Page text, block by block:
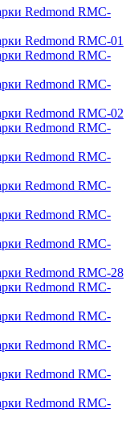
Redmond RMC-
Redmond RMC-01
Redmond RMC-
Redmond RMC-
Redmond RMC-02
Redmond RMC-
Redmond RMC-
Redmond RMC-
Redmond RMC-
Redmond RMC-
Redmond RMC-28
Redmond RMC-
Redmond RMC-
Redmond RMC-
Redmond RMC-
Redmond RMC-